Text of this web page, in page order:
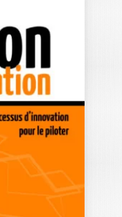
3E